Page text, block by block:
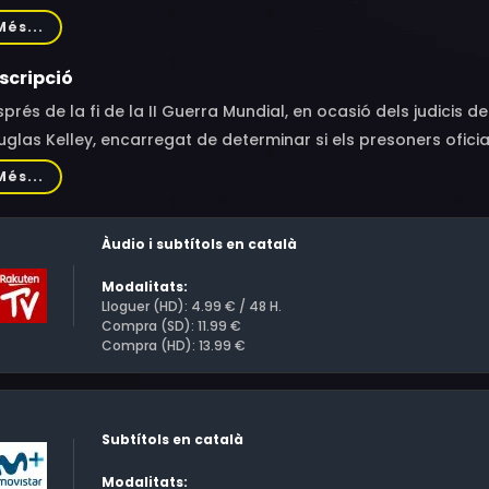
Lotte Verbeek, Wrenn Schmidt, Lydia Peckham, Andreas
Paul Antony-Barber, Ralph Berkin, Wolfgang Cerny,
Dieter Riesle, Ben Miles, Fleur Bremmer, András
de la fi de la II Guerra Mundial, en ocasió dels judicis
Kelley, encarregat de determinar si els presoners
de guerra, es veu immers en una complexa batalla
en el llibre "El nazi i el psiquiatre" de Jack El-Hai.
Àudio i subtítols en català
Modalitats:
Lloguer (HD): 4.99 € / 48 H.
Compra (SD): 11.99 €
Compra (HD): 13.99 €
Subtítols en català
Modalitats: